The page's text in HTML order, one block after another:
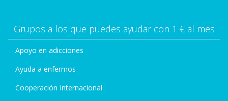
Grupos a los que puedes ayudar con 1 € al mes
Apoyo en adicciones
Ayuda a enfermos
Cooperación Internacional